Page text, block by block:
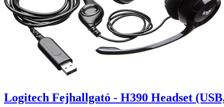
Logitech Fejhallgató - H390 Headset